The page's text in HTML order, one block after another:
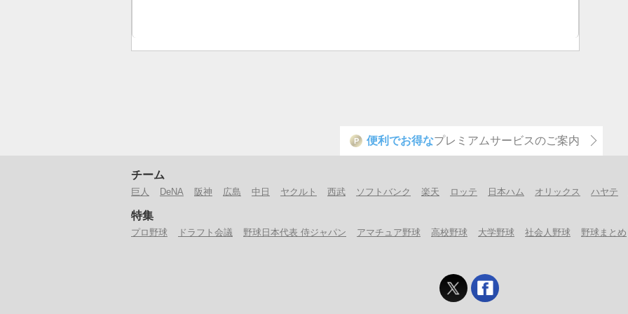
P 便利でお得なプレミアムサービスのご案内
チーム
巨人 DeNA 阪神 広島 中日 ヤクルト 西武 ソフトバンク 楽天 ロッテ 日本ハム オリックス ハヤテ
特集
プロ野球 ドラフト会議 野球日本代表 侍ジャパン アマチュア野球 高校野球 大学野球 社会人野球 野球まとめ